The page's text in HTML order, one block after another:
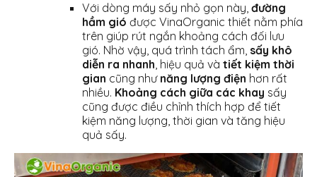
Với dòng máy sấy nhỏ gọn này, đường
hầm gió được VinaOrganic thiết nằm phía
trên giúp rút ngắn khoảng cách đối lưu
gió. Nhờ vậy, quá trình tách ẩm, sấy khô
diễn ra nhanh, hiệu quả và tiết kiệm thời
gian cũng như năng lượng điện hơn rất
nhiều. Khoảng cách giữa các khay sấy
cũng được điều chỉnh thích hợp để tiết
kiệm năng lượng, thời gian và tăng hiệu
quả sấy.